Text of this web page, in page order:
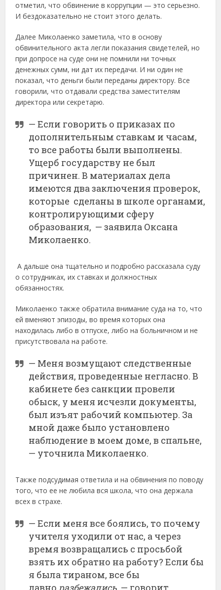
отметил, что обвинение в коррупции — это серьезно.
И бездоказательно не стоит этого делать.
Далее Миколаенко заметила, что в основу
обвинительного акта легли показания свидетелей, но
при допросе на суде они не помнили ни точных
денежных сумм, ни дат их передачи. И ни один не
показал, что деньги были переданы директору. Все
говорили, что отдавали средства заместителям
директора или секретарю.
— Если говорить о приказах по
дополнительным ставкам и часам,
то все работы были выполнены.
Ущерб государству не был
причинен. В материалах дела
имеются два заключения проверок,
которые сделаны в школе органами,
контролирующими сферу
образования, — заявила Оксана
Миколаенко.
А дальше она тщательно и подробно рассказала суду
о сотрудниках, их ставках и должностных
обязанностях.
Миколаенко также обратила внимание суда на то, что
ей вменяют эпизоды, во время которых она
находилась либо в отпуске, либо на больничном и не
присутствовала на работе.
— Меня возмущают следственные
действия, проведенные негласно. В
кабинете без санкции провели
обыск, у меня исчезли документы,
был изъят рабочий компьютер. За
мной даже было установлено
наблюдение в моем доме, в спальне,
— уточнила Миколаенко.
Также подсудимая ответила и на обвинения по поводу
того, что ее не любила вся школа, что она держала
всех в страхе.
— Если меня все боялись, то почему
учителя уходили от нас, а через
время возвращались с просьбой
взять их обратно на работу? Если бы
я была тираном, все бы